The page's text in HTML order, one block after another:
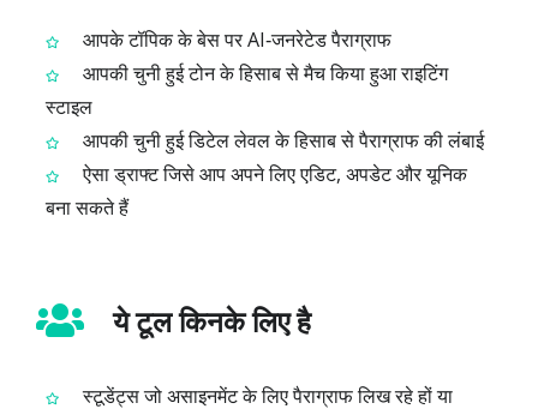
आपके टॉपिक के बेस पर AI‑जनरेटेड पैराग्राफ
आपकी चुनी हुई टोन के हिसाब से मैच किया हुआ राइटिंग
स्टाइल
आपकी चुनी हुई डिटेल लेवल के हिसाब से पैराग्राफ की लंबाई
ऐसा ड्राफ्ट जिसे आप अपने लिए एडिट, अपडेट और यूनिक
बना सकते हैं
ये टूल किनके लिए है
स्टूडेंट्स जो असाइनमेंट के लिए पैराग्राफ लिख रहे हों या